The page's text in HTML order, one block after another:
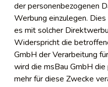
der personenbezogenen
Werbung einzulegen.
es mit solcher
Widerspricht die
GmbH der Verarbeitung
wird die msBau GmbH
mehr für diese Zwecke